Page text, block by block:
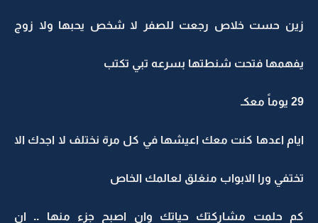
زين حست خلاص رجعت للصفر لا شخص يحبها ولا زوج
يفهمها فتحت شنطتها بسرعه تبي تكتب
29 يوماً معكـ
ايام اعدها كنت معك اعيشها في كل مرة نختلف لا اجدك الا
تختفي ورا الابواب منغلق لعالمك الخاص
كم حلمت مشاركتك حياتك وان اصبح جزء منها .. ان